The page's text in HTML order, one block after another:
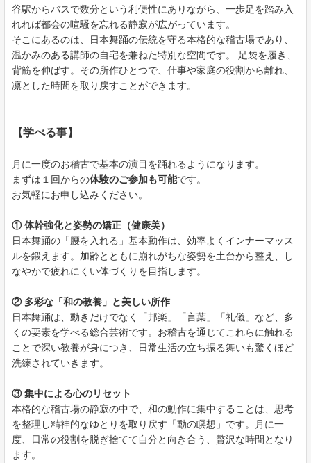
谷駅からバスで数分という利便性にありながら、一歩足を踏み入
れれば都会の喧騒を忘れる静寂が広がっています。
そこにあるのは、日本舞踊の伝統を守る本格的な稽古場であり、
温かみのある講師の自宅を兼ねた特別な空間です。 足袋を履き、
背筋を伸ばす。その所作ひとつで、仕事や家庭の役割から離れ、
凛とした時間を取り戻すことができます。
【学べる事】
月に一度のお稽古で基本の演目を踊れるようになります。
まずは１回からの体験のご参加も可能です。
お気軽にお申し込みください。
① 体幹強化と姿勢の矯正（健康美）
日本舞踊の「腰を入れる」基本動作は、効率よくインナーマッス
ルを鍛えます。加齢とともに崩れがちな姿勢を土台から整え、し
なやかで疲れにくい体づくりを目指します。
② 多彩な「和の教養」と美しい所作
日本舞踊は、動きだけでなく「邦楽」「言葉」「礼儀」など、多
くの要素を学べる総合芸術です。お稽古を通じてこれらに触れる
ことで深い教養が身につき、日常生活の立ち振る舞いも驚くほど
洗練されていきます。
③ 集中による心のリセット
本格的な稽古場の静寂の中で、和の動作に集中することは、思考
を整理し精神的なゆとりを取り戻す「動の瞑想」です。月に一
度、日常の役割を脱ぎ捨てて自分と向き合う、贅沢な時間となり
ます。